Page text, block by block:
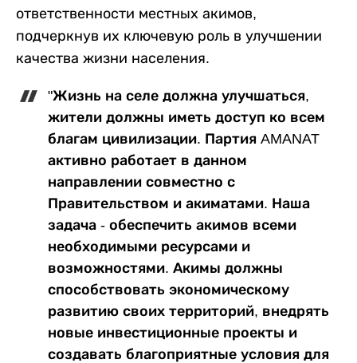
ответственности местных акимов,
подчеркнув их ключевую роль в улучшении
качества жизни населения.
"Жизнь на селе должна улучшаться,
жители должны иметь доступ ко всем
благам цивилизации. Партия AMANAT
активно работает в данном
направлении совместно с
Правительством и акиматами. Наша
задача - обеспечить акимов всеми
необходимыми ресурсами и
возможностями. Акимы должны
способствовать экономическому
развитию своих территорий, внедрять
новые инвестиционные проекты и
создавать благоприятные условия для